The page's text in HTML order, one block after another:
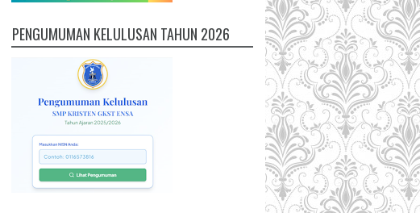
PENGUMUMAN KELULUSAN TAHUN 2026